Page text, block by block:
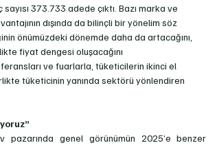
373.733 adede çıktı. Bazı marka ve
dışında da bilinçli bir yönelim söz
önümüzdeki dönemde daha da artacağını,
fiyat dengesi oluşacağını
ve fuarlarla, tüketicilerin ikinci el
tüketicinin yanında sektörü yönlendiren
genel görünümün 2025’e benzer